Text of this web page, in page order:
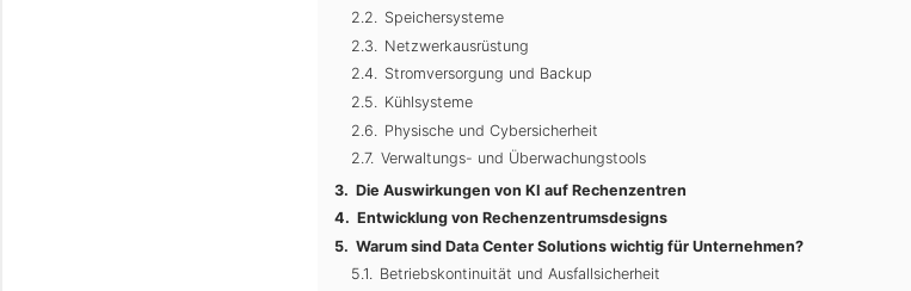
Speichersysteme
Netzwerkausrüstung
Stromversorgung und Backup
Kühlsysteme
Physische und Cybersicherheit
Verwaltungs- und Überwachungstools
Die Auswirkungen von KI auf Rechenzentren
Entwicklung von Rechenzentrumsdesigns
Warum sind Data Center Solutions wichtig für Unternehmen?
Betriebskontinuität und Ausfallsicherheit